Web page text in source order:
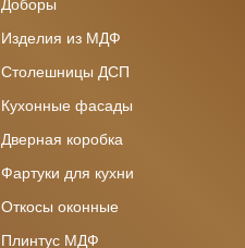
Доборы
Изделия из МДФ
Столешницы ДСП
Кухонные фасады
Дверная коробка
Фартуки для кухни
Откосы оконные
Плинтус МДФ